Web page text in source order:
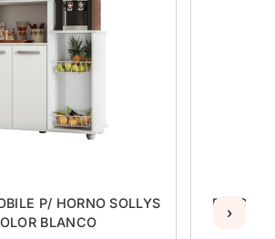
P/ HORNO SOLLYS
BLANCO
BALCON
›